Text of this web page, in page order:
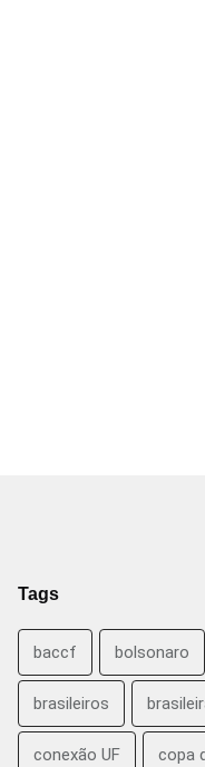
Tags
baccf bolsonaro
brasileiros
conexão UF copa